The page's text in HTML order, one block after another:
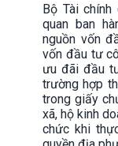
Bộ Tài
quan ban
nguồn vốn
vốn đầu tư
ưu đãi đầu
trường hợp
trong giấy
xã, hộ kinh
chức khi